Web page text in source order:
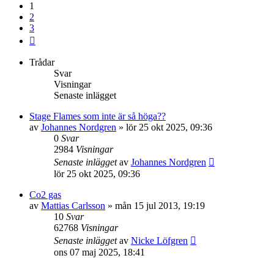
1
2
3
Trådar
Svar
Visningar
Senaste inlägget
Stage Flames som inte är så höga??
av Johannes Nordgren » lör 25 okt 2025, 09:36
0 Svar
2984 Visningar
Senaste inläggetav Johannes Nordgren
lör 25 okt 2025, 09:36
Co2 gas
av Mattias Carlsson » mån 15 jul 2013, 19:19
10 Svar
62768 Visningar
Senaste inläggetav Nicke Löfgren
ons 07 maj 2025, 18:41